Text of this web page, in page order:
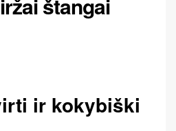
ir kokybiški